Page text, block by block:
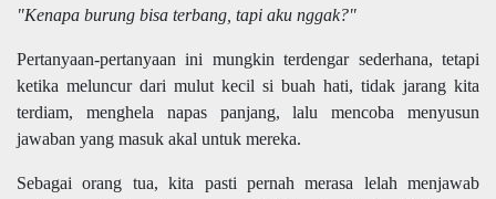
"Kenapa burung bisa terbang, tapi aku nggak?"
Pertanyaan-pertanyaan ini mungkin terdengar sederhana, tetapi
ketika meluncur dari mulut kecil si buah hati, tidak jarang kita
terdiam, menghela napas panjang, lalu mencoba menyusun
jawaban yang masuk akal untuk mereka.
Sebagai orang tua, kita pasti pernah merasa lelah menjawab